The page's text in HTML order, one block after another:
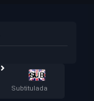
Subtitulada